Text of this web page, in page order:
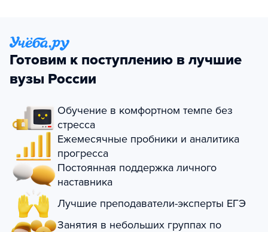
Готовим к поступлению в лучшие
вузы России
Обучение в комфортном темпе без
стресса
Ежемесячные пробники и аналитика
прогресса
Постоянная поддержка личного
наставника
Лучшие преподаватели-эксперты ЕГЭ
Занятия в небольших группах по